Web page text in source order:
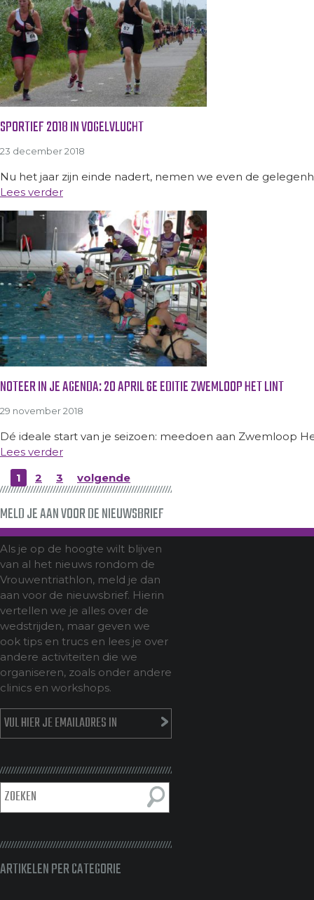
SPORTIEF 2018 IN VOGELVLUCHT
23 december 2018
Nu het jaar zijn einde nadert, nemen we even de
Lees verder
NOTEER IN JE AGENDA: 20 APRIL 6E EDITIE ZWEMLOOP HET LINT
29 november 2018
Dé ideale start van je seizoen: meedoen aan Zwemloop
Lees verder
1
2 3 volgende
MELD JE AAN VOOR DE NIEUWSBRIEF
Als je op de hoogte wilt blijven
van al het nieuws rondom de
Vrouwentriathlon, meld je dan
aan voor de nieuwsbrief. Hierin
vertellen we je alles over de
wedstrijden, maar geven we
ook tips en trucs en lees je over
andere activiteiten die we
organiseren, zoals onder andere
clinics en workshops.
ARTIKELEN PER CATEGORIE